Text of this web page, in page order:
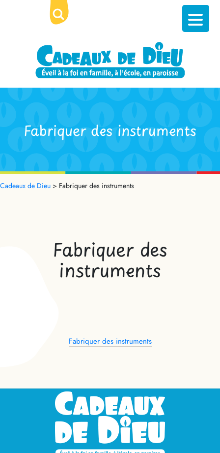
Fabriquer des instruments
Cadeaux de Dieu > Fabriquer des instruments
Fabriquer des
instruments
Fabriquer des instruments